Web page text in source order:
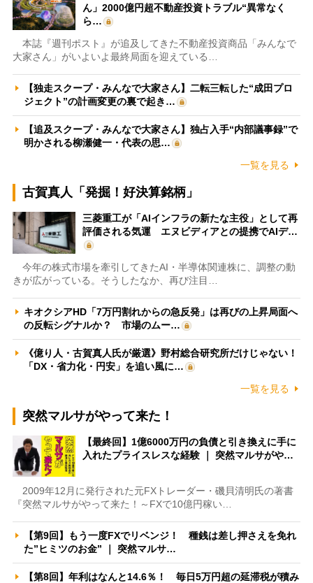
ん」2000億円超不動産投資トラブル“異常なく
ら…
本誌『週刊ポスト』が追及してきた不動産投資商品「みんなで
大家さん」がいよいよ最終局面を迎えている…
【独走スクープ・みんなで大家さん】二転三転した“成田プロ
ジェクト”の計画変更の裏で起き…
【追及スクープ・みんなで大家さん】独占入手“内部議事録”で
明かされる柳瀬健一・代表の思…
一覧を見る
古賀真人「発掘！好決算銘柄」
三菱重工が「AIインフラの新たな主役」として再
評価される気運 エヌビディアとの提携でAIデ…
今年の株式市場を牽引してきたAI・半導体関連株に、調整の動
きが広がっている。そうしたなか、再び注目…
キオクシアHD「7万円割れからの急反発」は再びの上昇局面へ
の反転シグナルか？ 市場のムー…
《億り人・古賀真人氏が厳選》野村総合研究所だけじゃない！
「DX・省力化・円安」を追い風に…
一覧を見る
突然マルサがやって来た！
【最終回】1億6000万円の負債と引き換えに手に
入れたプライスレスな経験 ｜ 突然マルサがや…
2009年12月に発行された元FXトレーダー・磯貝清明氏の著書
『突然マルサがやって来た！～FXで10億円稼い…
【第9回】もう一度FXでリベンジ！ 種銭は差し押さえを免れ
た”ヒミツのお金” ｜ 突然マルサ…
【第8回】年利はなんと14.6％！ 毎日5万円超の延滞税が積み